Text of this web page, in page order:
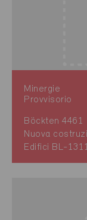
Minergie
Provvisorio
Böckten 4461
Nuova
Edifici BL-